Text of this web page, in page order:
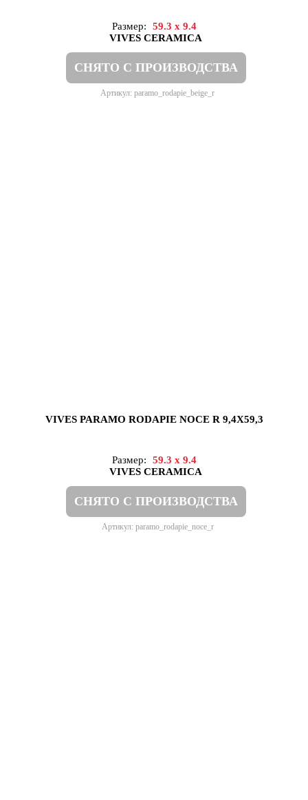
Размер:
59.3 x 9.4
VIVES CERAMICA
СНЯТО С ПРОИЗВОДСТВА
Артикул: paramo_rodapie_beige_r
VIVES PARAMO RODAPIE NOCE R 9,4X59,3
Размер:
59.3 x 9.4
VIVES CERAMICA
СНЯТО С ПРОИЗВОДСТВА
Артикул: paramo_rodapie_noce_r